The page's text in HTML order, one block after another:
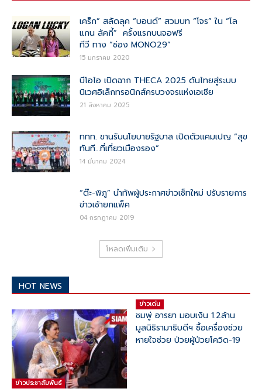
เคร็ก” สลัดลุค “บอนด์” สวมบท “โจร” ใน “โล
แกน ลัคกี้” ครั้งแรกบนจอฟรี
ทีวี ทาง “ช่อง MONO29”
15 มกราคม 2020
บีโอไอ เปิดฉาก THECA 2025 ดันไทยสู่ระบบ
นิเวศอิเล็กทรอนิกส์ครบวงจรแห่งเอเชีย
21 สิงหาคม 2025
ททท. ขานรับนโยบายรัฐบาล เปิดตัวแคมเปญ “สุข
ทันที…ที่เที่ยวเมืองรอง”
14 มีนาคม 2024
“ต๊ะ-พิภู” นำทัพผู้ประกาศข่าวเซ็ทใหม่ ปรับรายการ
ข่าวเช้ายกแพ็ค
04 กรกฎาคม 2019
โหลดเพิ่มเติม
HOT NEWS
ข่าวประชาสัมพันธ์
ข่าวเด่น
ชมพู่ อารยา มอบเงิน 1.2ล้าน
มูลนิธิรามาธิบดีฯ ซื้อเครื่องช่วย
หายใจช่วย ป่วยผู้ป่วยโควิด-19